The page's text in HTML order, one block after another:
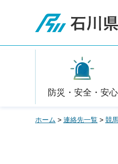
石川県
防災・安全・安心
ホーム > 連絡先一覧 > 競